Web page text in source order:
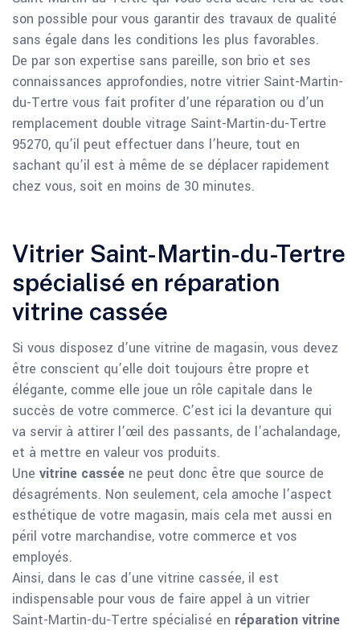
son possible pour vous garantir des travaux de qualité
sans égale dans les conditions les plus favorables.
De par son expertise sans pareille, son brio et ses
connaissances approfondies, notre vitrier Saint-Martin-
du-Tertre vous fait profiter d’une réparation ou d’un
remplacement double vitrage Saint-Martin-du-Tertre
95270, qu’il peut effectuer dans l’heure, tout en
sachant qu’il est à même de se déplacer rapidement
chez vous, soit en moins de 30 minutes.
Vitrier Saint-Martin-du-Tertre
spécialisé en réparation
vitrine cassée
Si vous disposez d’une vitrine de magasin, vous devez
être conscient qu’elle doit toujours être propre et
élégante, comme elle joue un rôle capitale dans le
succès de votre commerce. C’est ici la devanture qui
va servir à attirer l’œil des passants, de l’achalandage,
et à mettre en valeur vos produits.
Une vitrine cassée ne peut donc être que source de
désagréments. Non seulement, cela amoche l’aspect
esthétique de votre magasin, mais cela met aussi en
péril votre marchandise, votre commerce et vos
employés.
Ainsi, dans le cas d’une vitrine cassée, il est
indispensable pour vous de faire appel à un vitrier
Saint-Martin-du-Tertre spécialisé en réparation vitrine